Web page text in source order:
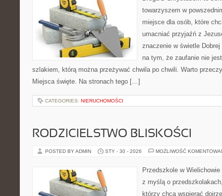
towarzyszem w
miejsce dla osób, które
umacniać przyjaźń z
znaczenie w świetle Dobrej
na tym, że zaufanie nie
szlakiem, którą można przeżywać chwila po chwili. Warto
Miejsca święte. Na stronach tego […]
CATEGORIES: NIERUCHOMOŚCI
RODZICIELSTWO BLISKOŚCI
POSTED BY ADMIN STY - 30 - 2026 MOŻLIWOŚĆ
Przedszkole w
z myślą o
którzy chcą wspierać